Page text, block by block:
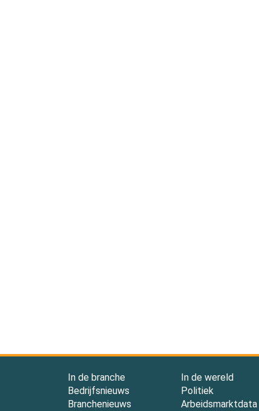
In de branche
Bedrijfsnieuws
Branchenieuws
In de wereld
Politiek
Arbeidsmarktdata